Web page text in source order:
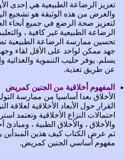
تعزيز الرضاعة الطبيعية هي إحدى
والغرض من هذه الوثيقة هو تشجيع
لتعزيز صحة الرضع في جميع أنحاء
الرضاعة الطبيعية غير كافية ،
جهد ممكن لواحد على الأقل لقاء
يسلم. يوفر حليب التنموية والغذائية
عن طريق تغذية.
المفهوم أخلاقية من الجنين كمريض
الأخلاق بعدا أساسيا من ممارسة
القرار حول الأبعاد الأخلاقية لعلاقة
احتمالات النزاع الأخلاقية وتعتمد
والأخلاق ، والأخلاق الطبية ،
ثم عرض الكتاب كيف هذين المبدأين
مفهوم أساسي الجنين كمريض.